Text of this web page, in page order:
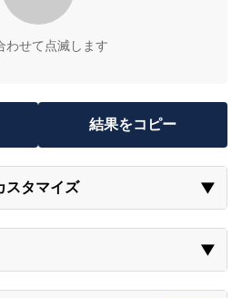
わせて点滅します
結果をコピー
スタマイズ ▼
▼